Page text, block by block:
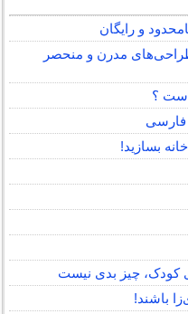
طراحی‌های مدرن و منحصر
؟
فارسی
بسازید!
کودک، چیز بدی نیست